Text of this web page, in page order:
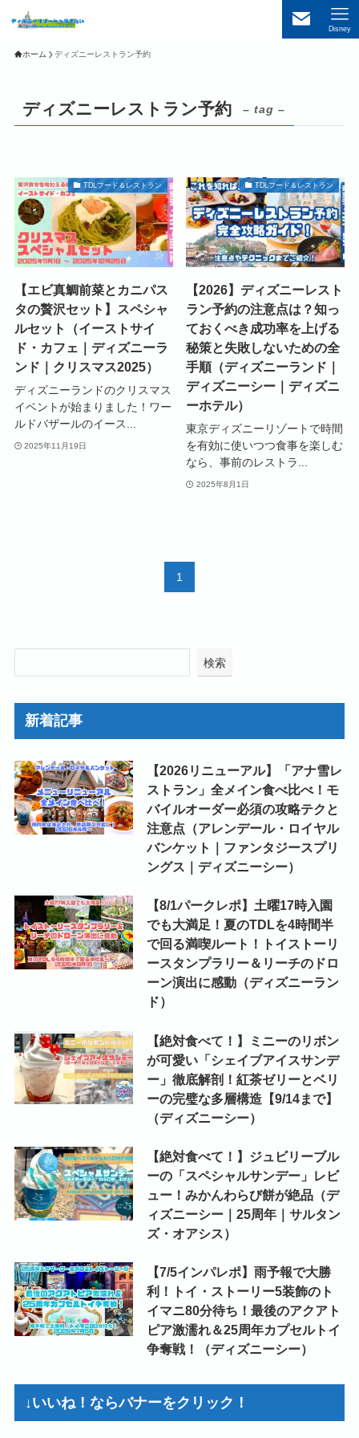
Disney
ホーム ディズニーレストラン予約
ディズニーレストラン予約 – tag –
TDLフード＆レストラン
【エビ真鯛前菜とカニパス
タの贅沢セット】スペシャ
ルセット（イーストサイ
ド・カフェ｜ディズニーラ
ンド｜クリスマス2025）
ディズニーランドのクリスマス
イベントが始まりました！ワー
ルドバザールのイース...
2025年11月19日
TDLフード＆レストラン
【2026】ディズニーレスト
ラン予約の注意点は？知っ
ておくべき成功率を上げる
秘策と失敗しないための全
手順（ディズニーランド｜
ディズニーシー｜ディズニ
ーホテル）
東京ディズニーリゾートで時間
を有効に使いつつ食事を楽しむ
なら、事前のレストラ...
2025年8月1日
1
検索
新着記事
【2026リニューアル】「アナ雪レ
ストラン」全メイン食べ比べ！モ
バイルオーダー必須の攻略テクと
注意点（アレンデール・ロイヤル
バンケット｜ファンタジースプリ
ングス｜ディズニーシー）
【8/1パークレポ】土曜17時入園
でも大満足！夏のTDLを4時間半
で回る満喫ルート！トイストーリ
ースタンプラリー＆リーチのドロ
ーン演出に感動（ディズニーラン
ド）
【絶対食べて！】ミニーのリボン
が可愛い「シェイブアイスサンデ
ー」徹底解剖！紅茶ゼリーとベリ
ーの完璧な多層構造【9/14まで】
（ディズニーシー）
【絶対食べて！】ジュビリーブル
ーの「スペシャルサンデー」レビ
ュー！みかんわらび餅が絶品（デ
ィズニーシー｜25周年｜サルタン
ズ・オアシス）
【7/5インパレポ】雨予報で大勝
利！トイ・ストーリー5装飾のト
イマニ80分待ち！最後のアクアト
ピア激濡れ＆25周年カプセルトイ
争奪戦！（ディズニーシー）
↓いいね！ならバナーをクリック！